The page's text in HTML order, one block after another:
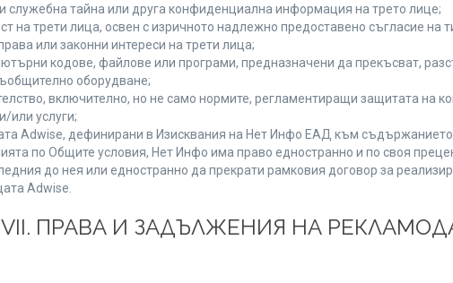
служебна тайна или друга конфиденциална информация на трето лице;
на трети лица, освен с изричното надлежно предоставено съгласие на
или законни интереси на трети лица;
кодове, файлове или програми, предназначени да прекъсват,
оборудване;
включително, но не само нормите, регламентиращи защитата на
или услуги;
Adwise, дефинирани в Изисквания на Нет Инфо ЕАД към
по Общите условия, Нет Инфо има право едностранно и по своя
до нея или едностранно да прекрати рамковия договор за
Adwise.
VII. ПРАВА И ЗАДЪЛЖЕНИЯ НА